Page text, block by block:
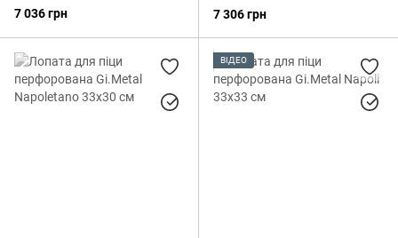
7 036 грн
33 см
7 306 грн
ВІДЕО